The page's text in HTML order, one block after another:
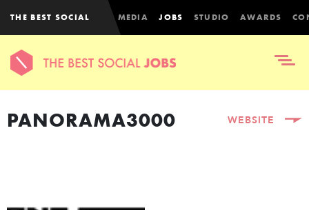
THE BEST SOCIAL MEDIA JOBS STUDIO AWARDS
PANORAMA3000 WEBSITE